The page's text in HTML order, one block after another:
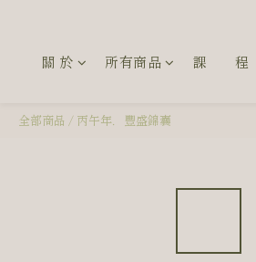
關 於 所有商品 課 程
全部商品 / 丙午年．豐盛錦囊